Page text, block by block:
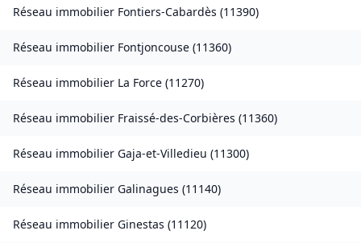
Réseau immobilier Fontiers-Cabardès (11390)
Réseau immobilier Fontjoncouse (11360)
Réseau immobilier La Force (11270)
Réseau immobilier Fraissé-des-Corbières (11360)
Réseau immobilier Gaja-et-Villedieu (11300)
Réseau immobilier Galinagues (11140)
Réseau immobilier Ginestas (11120)